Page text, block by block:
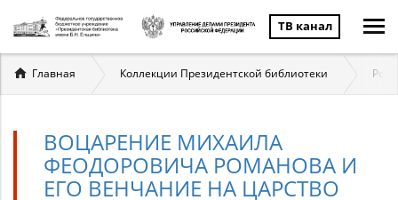
ТВ канал
Вы
здесь
Главная Коллекции Президентской библиотеки
ВОЦАРЕНИЕ МИХАИЛА
ФЕОДОРОВИЧА РОМАНОВА И
ЕГО ВЕНЧАНИЕ НА ЦАРСТВО